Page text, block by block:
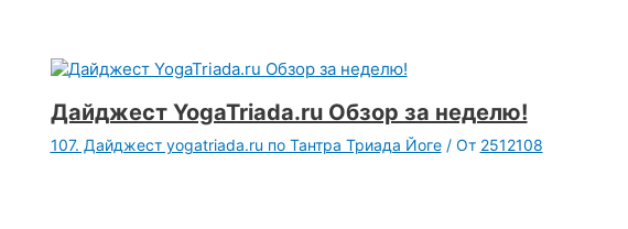
Дайджест YogaTriada.ru Обзор за неделю!
107. Дайджест yogatriada.ru по Тантра Триада Йоге/ От 2512108